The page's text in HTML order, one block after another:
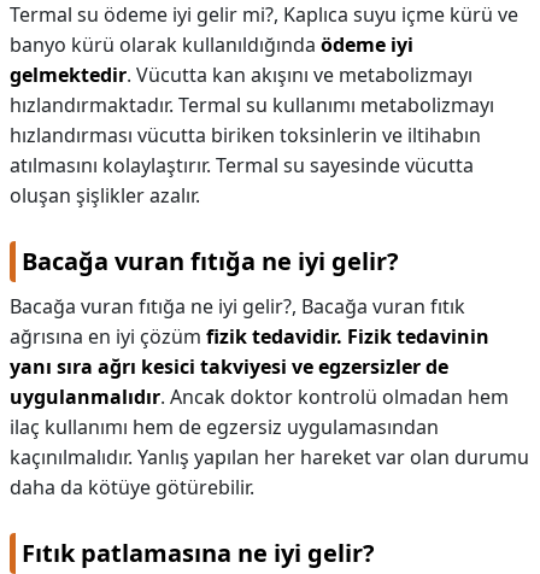
Termal su ödeme iyi gelir mi?, Kaplıca suyu içme kürü ve
banyo kürü olarak kullanıldığında ödeme iyi
gelmektedir. Vücutta kan akışını ve metabolizmayı
hızlandırmaktadır. Termal su kullanımı metabolizmayı
hızlandırması vücutta biriken toksinlerin ve iltihabın
atılmasını kolaylaştırır. Termal su sayesinde vücutta
oluşan şişlikler azalır.
Bacağa vuran fıtığa ne iyi gelir?
Bacağa vuran fıtığa ne iyi gelir?, Bacağa vuran fıtık
ağrısına en iyi çözüm fizik tedavidir. Fizik tedavinin
yanı sıra ağrı kesici takviyesi ve egzersizler de
uygulanmalıdır. Ancak doktor kontrolü olmadan hem
ilaç kullanımı hem de egzersiz uygulamasından
kaçınılmalıdır. Yanlış yapılan her hareket var olan durumu
daha da kötüye götürebilir.
Fıtık patlamasına ne iyi gelir?